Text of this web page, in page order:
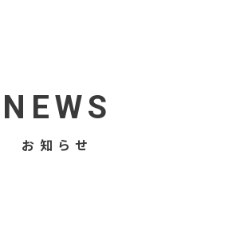
NEWS
お知らせ